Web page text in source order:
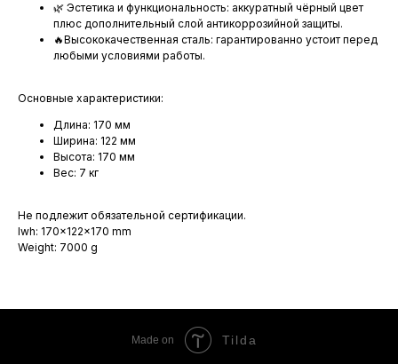
🌿 Эстетика и функциональность: аккуратный чёрный цвет
плюс дополнительный слой антикоррозийной защиты.
🔥Высококачественная сталь: гарантированно устоит перед
любыми условиями работы.
Основные характеристики:
Длина: 170 мм
Ширина: 122 мм
Высота: 170 мм
Вес: 7 кг
Не подлежит обязательной сертификации.
lwh: 170x122x170 mm
Weight: 7000 g
Made on Tilda